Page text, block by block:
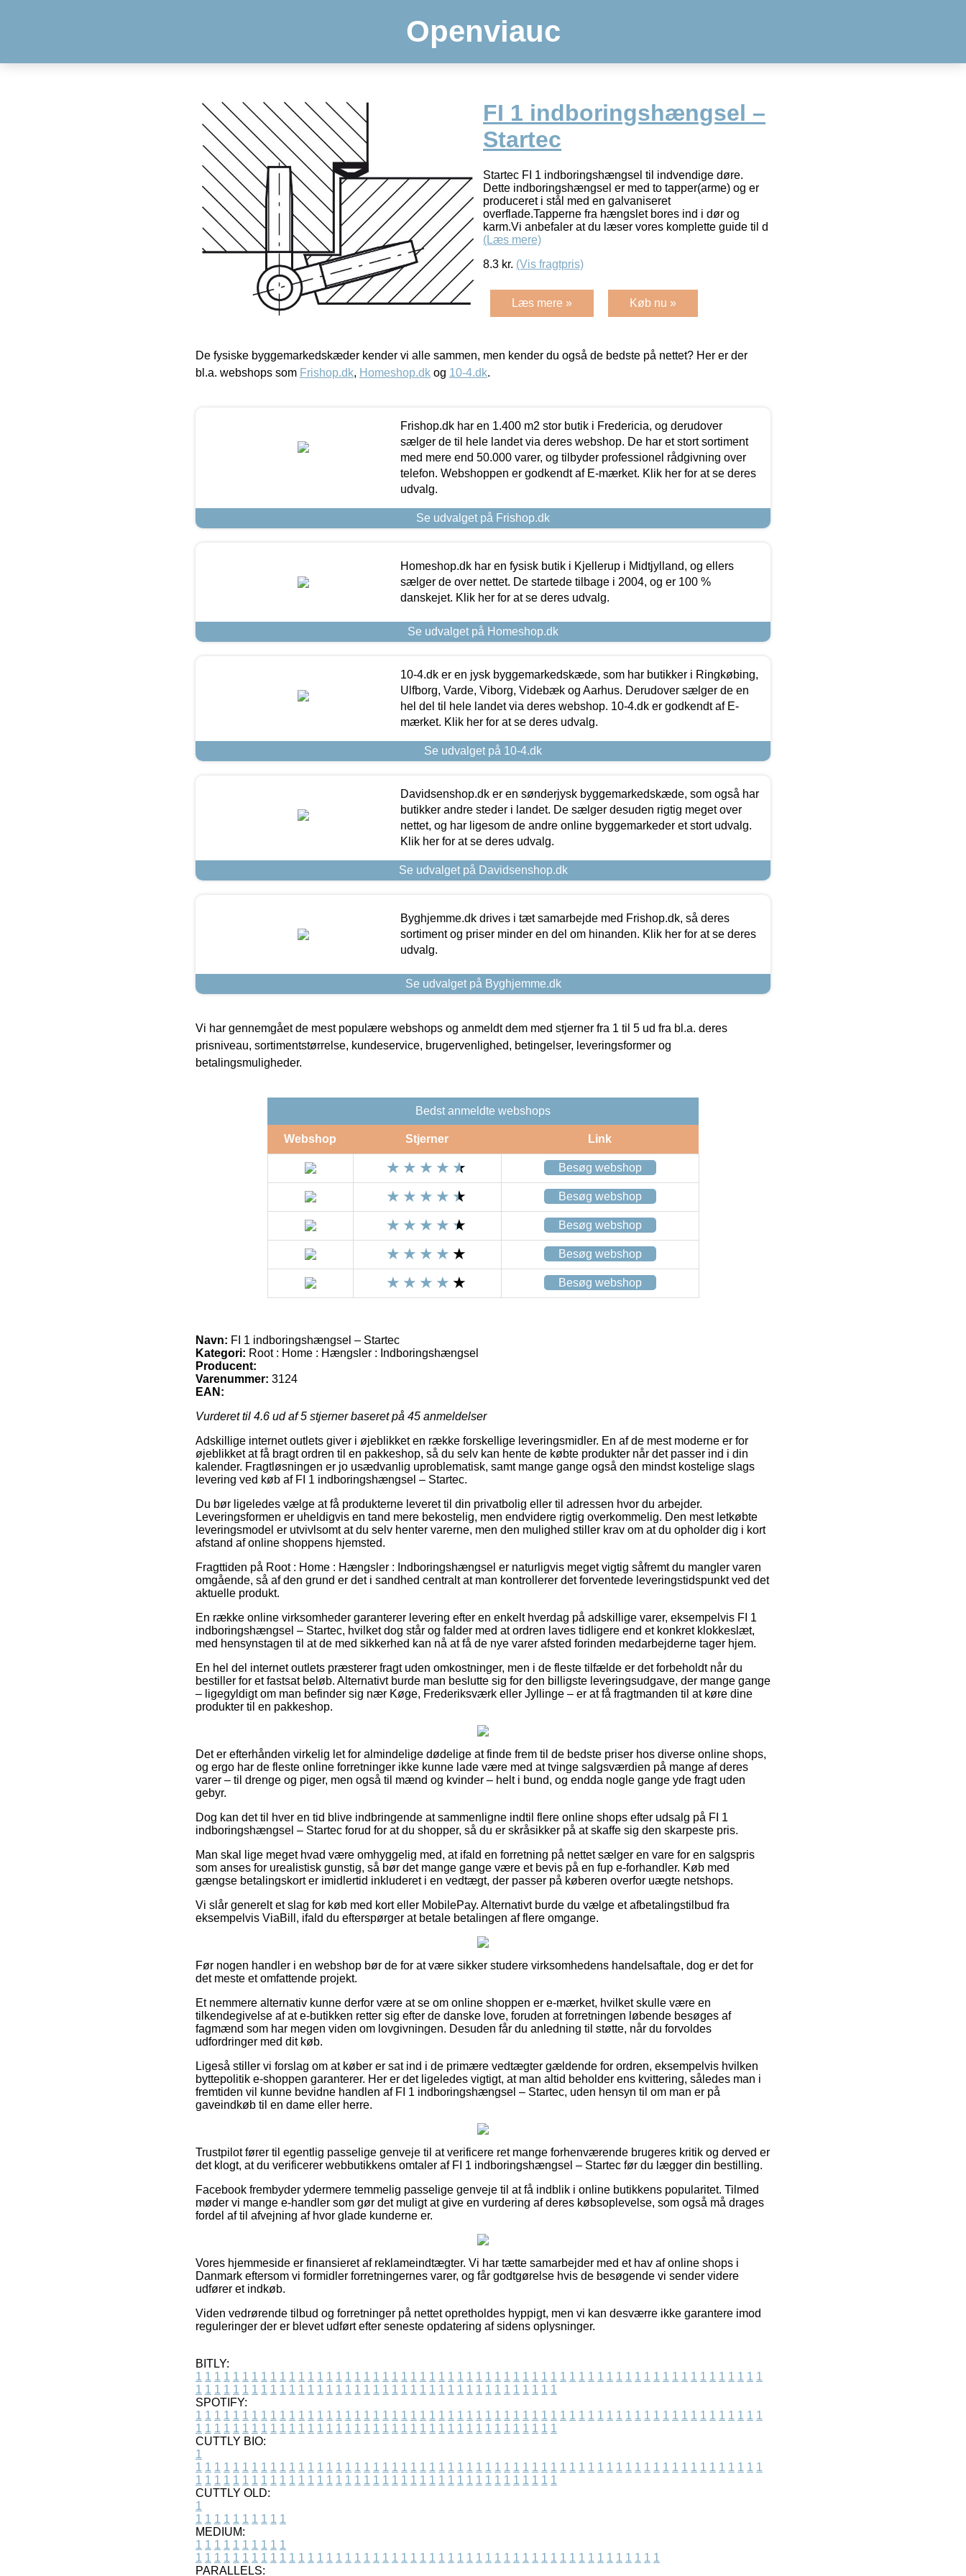
Openviauc
FI 1 indboringshængsel –
Startec
Startec FI 1 indboringshængsel til indvendige døre.
Dette indboringshængsel er med to tapper(arme) og er
produceret i stål med en galvaniseret
overflade.Tapperne fra hængslet bores ind i dør og
karm.Vi anbefaler at du læser vores komplette guide til d
(Læs mere)
8.3 kr. (Vis fragtpris)
Læs mere » Køb nu »
De fysiske byggemarkedskæder kender vi alle sammen, men kender du også de bedste på nettet? Her er der
bl.a. webshops som Frishop.dk, Homeshop.dk og 10-4.dk.
Frishop.dk har en 1.400 m2 stor butik i Fredericia, og derudover
sælger de til hele landet via deres webshop. De har et stort sortiment
med mere end 50.000 varer, og tilbyder professionel rådgivning over
telefon. Webshoppen er godkendt af E-mærket. Klik her for at se deres
udvalg.
Se udvalget på Frishop.dk
Homeshop.dk har en fysisk butik i Kjellerup i Midtjylland, og ellers
sælger de over nettet. De startede tilbage i 2004, og er 100 %
danskejet. Klik her for at se deres udvalg.
Se udvalget på Homeshop.dk
10-4.dk er en jysk byggemarkedskæde, som har butikker i Ringkøbing,
Ulfborg, Varde, Viborg, Videbæk og Aarhus. Derudover sælger de en
hel del til hele landet via deres webshop. 10-4.dk er godkendt af E-
mærket. Klik her for at se deres udvalg.
Se udvalget på 10-4.dk
Davidsenshop.dk er en sønderjysk byggemarkedskæde, som også har
butikker andre steder i landet. De sælger desuden rigtig meget over
nettet, og har ligesom de andre online byggemarkeder et stort udvalg.
Klik her for at se deres udvalg.
Se udvalget på Davidsenshop.dk
Byghjemme.dk drives i tæt samarbejde med Frishop.dk, så deres
sortiment og priser minder en del om hinanden. Klik her for at se deres
udvalg.
Se udvalget på Byghjemme.dk
Vi har gennemgået de mest populære webshops og anmeldt dem med stjerner fra 1 til 5 ud fra bl.a. deres
prisniveau, sortimentstørrelse, kundeservice, brugervenlighed, betingelser, leveringsformer og
betalingsmuligheder.
Bedst anmeldte webshops
Webshop Stjerner Link
Besøg webshop
Besøg webshop
Besøg webshop
Besøg webshop
Besøg webshop
Navn: FI 1 indboringshængsel – Startec
Kategori: Root : Home : Hængsler : Indboringshængsel
Producent:
Varenummer: 3124
EAN:
Vurderet til 4.6 ud af 5 stjerner baseret på 45 anmeldelser
Adskillige internet outlets giver i øjeblikket en række forskellige leveringsmidler. En af de mest moderne er for
øjeblikket at få bragt ordren til en pakkeshop, så du selv kan hente de købte produkter når det passer ind i din
kalender. Fragtløsningen er jo usædvanlig uproblematisk, samt mange gange også den mindst kostelige slags
levering ved køb af FI 1 indboringshængsel – Startec.
Du bør ligeledes vælge at få produkterne leveret til din privatbolig eller til adressen hvor du arbejder.
Leveringsformen er uheldigvis en tand mere bekostelig, men endvidere rigtig overkommelig. Den mest letkøbte
leveringsmodel er utvivlsomt at du selv henter varerne, men den mulighed stiller krav om at du opholder dig i kort
afstand af online shoppens hjemsted.
Fragttiden på Root : Home : Hængsler : Indboringshængsel er naturligvis meget vigtig såfremt du mangler varen
omgående, så af den grund er det i sandhed centralt at man kontrollerer det forventede leveringstidspunkt ved det
aktuelle produkt.
En række online virksomheder garanterer levering efter en enkelt hverdag på adskillige varer, eksempelvis FI 1
indboringshængsel – Startec, hvilket dog står og falder med at ordren laves tidligere end et konkret klokkeslæt,
med hensynstagen til at de med sikkerhed kan nå at få de nye varer afsted forinden medarbejderne tager hjem.
En hel del internet outlets præsterer fragt uden omkostninger, men i de fleste tilfælde er det forbeholdt når du
bestiller for et fastsat beløb. Alternativt burde man beslutte sig for den billigste leveringsudgave, der mange gange
– ligegyldigt om man befinder sig nær Køge, Frederiksværk eller Jyllinge – er at få fragtmanden til at køre dine
produkter til en pakkeshop.
Det er efterhånden virkelig let for almindelige dødelige at finde frem til de bedste priser hos diverse online shops,
og ergo har de fleste online forretninger ikke kunne lade være med at tvinge salgsværdien på mange af deres
varer – til drenge og piger, men også til mænd og kvinder – helt i bund, og endda nogle gange yde fragt uden
gebyr.
Dog kan det til hver en tid blive indbringende at sammenligne indtil flere online shops efter udsalg på FI 1
indboringshængsel – Startec forud for at du shopper, så du er skråsikker på at skaffe sig den skarpeste pris.
Man skal lige meget hvad være omhyggelig med, at ifald en forretning på nettet sælger en vare for en salgspris
som anses for urealistisk gunstig, så bør det mange gange være et bevis på en fup e-forhandler. Køb med
gængse betalingskort er imidlertid inkluderet i en vedtægt, der passer på køberen overfor uægte netshops.
Vi slår generelt et slag for køb med kort eller MobilePay. Alternativt burde du vælge et afbetalingstilbud fra
eksempelvis ViaBill, ifald du efterspørger at betale betalingen af flere omgange.
Før nogen handler i en webshop bør de for at være sikker studere virksomhedens handelsaftale, dog er det for
det meste et omfattende projekt.
Et nemmere alternativ kunne derfor være at se om online shoppen er e-mærket, hvilket skulle være en
tilkendegivelse af at e-butikken retter sig efter de danske love, foruden at forretningen løbende besøges af
fagmænd som har megen viden om lovgivningen. Desuden får du anledning til støtte, når du forvoldes
udfordringer med dit køb.
Ligeså stiller vi forslag om at køber er sat ind i de primære vedtægter gældende for ordren, eksempelvis hvilken
byttepolitik e-shoppen garanterer. Her er det ligeledes vigtigt, at man altid beholder ens kvittering, således man i
fremtiden vil kunne bevidne handlen af FI 1 indboringshængsel – Startec, uden hensyn til om man er på
gaveindkøb til en dame eller herre.
Trustpilot fører til egentlig passelige genveje til at verificere ret mange forhenværende brugeres kritik og derved er
det klogt, at du verificerer webbutikkens omtaler af FI 1 indboringshængsel – Startec før du lægger din bestilling.
Facebook frembyder ydermere temmelig passelige genveje til at få indblik i online butikkens popularitet. Tilmed
møder vi mange e-handler som gør det muligt at give en vurdering af deres købsoplevelse, som også må drages
fordel af til afvejning af hvor glade kunderne er.
Vores hjemmeside er finansieret af reklameindtægter. Vi har tætte samarbejder med et hav af online shops i
Danmark eftersom vi formidler forretningernes varer, og får godtgørelse hvis de besøgende vi sender videre
udfører et indkøb.
Viden vedrørende tilbud og forretninger på nettet opretholdes hyppigt, men vi kan desværre ikke garantere imod
reguleringer der er blevet udført efter seneste opdatering af sidens oplysninger.
BITLY:
1 1 1 1 1 1 1 1 1 1 1 1 1 1 1 1 1 1 1 1 1 1 1 1 1 1 1 1 1 1 1 1 1 1 1 1 1 1 1 1 1 1 1 1 1 1 1 1 1 1 1 1 1 1 1 1 1 1 1 1 1
1 1 1 1 1 1 1 1 1 1 1 1 1 1 1 1 1 1 1 1 1 1 1 1 1 1 1 1 1 1 1 1 1 1 1 1 1 1 1
SPOTIFY:
1 1 1 1 1 1 1 1 1 1 1 1 1 1 1 1 1 1 1 1 1 1 1 1 1 1 1 1 1 1 1 1 1 1 1 1 1 1 1 1 1 1 1 1 1 1 1 1 1 1 1 1 1 1 1 1 1 1 1 1 1
1 1 1 1 1 1 1 1 1 1 1 1 1 1 1 1 1 1 1 1 1 1 1 1 1 1 1 1 1 1 1 1 1 1 1 1 1 1 1
CUTTLY BIO:
1
1 1 1 1 1 1 1 1 1 1 1 1 1 1 1 1 1 1 1 1 1 1 1 1 1 1 1 1 1 1 1 1 1 1 1 1 1 1 1 1 1 1 1 1 1 1 1 1 1 1 1 1 1 1 1 1 1 1 1 1 1
1 1 1 1 1 1 1 1 1 1 1 1 1 1 1 1 1 1 1 1 1 1 1 1 1 1 1 1 1 1 1 1 1 1 1 1 1 1 1
CUTTLY OLD:
1
1 1 1 1 1 1 1 1 1 1
MEDIUM:
1 1 1 1 1 1 1 1 1 1
1 1 1 1 1 1 1 1 1 1 1 1 1 1 1 1 1 1 1 1 1 1 1 1 1 1 1 1 1 1 1 1 1 1 1 1 1 1 1 1 1 1 1 1 1 1 1 1 1 1
PARALLELS: